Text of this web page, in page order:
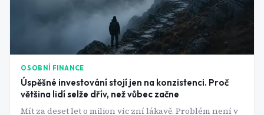
OSOBNÍ FINANCE
Úspěšné investování stojí jen na konzistenci. Proč
většina lidí selže dřív, než vůbec začne
Mít za deset let o milion víc zní lákavě. Problém není v